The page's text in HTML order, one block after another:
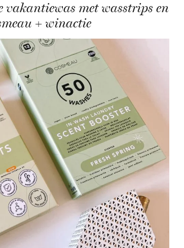
vakantiewas met wasstrips en
+ winactie